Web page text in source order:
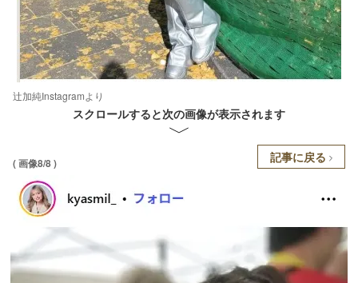
辻加純Instagramより
スクロールすると次の画像が表示されます
( 画像8/8 ) 記事に戻る